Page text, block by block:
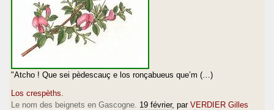
"Atcho ! Que sei pèdescauç e los ronçabueus que’m (…)
Los crespèths.
Le nom des beignets en Gascogne. 19 février, par VERDIER Gilles